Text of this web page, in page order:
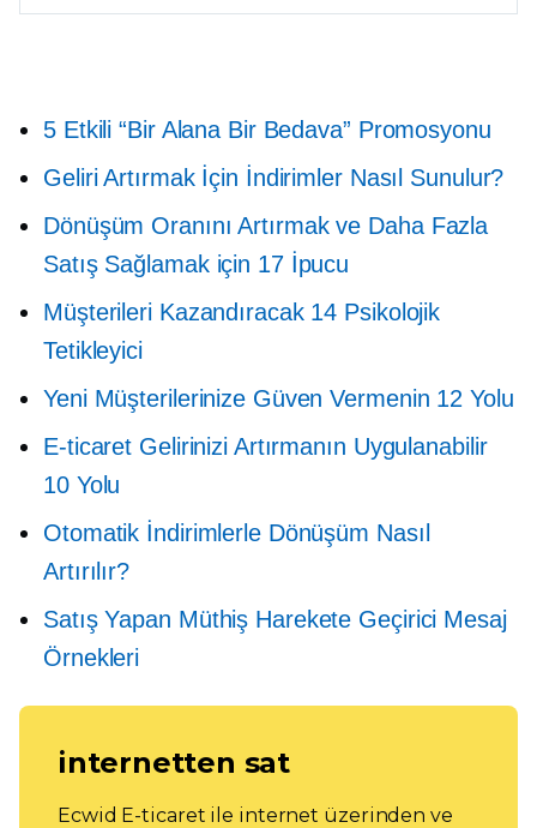
5 Etkili “Bir Alana Bir Bedava” Promosyonu
Geliri Artırmak İçin İndirimler Nasıl Sunulur?
Dönüşüm Oranını Artırmak ve Daha Fazla
Satış Sağlamak için 17 İpucu
Müşterileri Kazandıracak 14 Psikolojik
Tetikleyici
Yeni Müşterilerinize Güven Vermenin 12 Yolu
E-ticaret Gelirinizi Artırmanın Uygulanabilir
10 Yolu
Otomatik İndirimlerle Dönüşüm Nasıl
Artırılır?
Satış Yapan Müthiş Harekete Geçirici Mesaj
Örnekleri
internetten sat
Ecwid E-ticaret ile internet üzerinden ve